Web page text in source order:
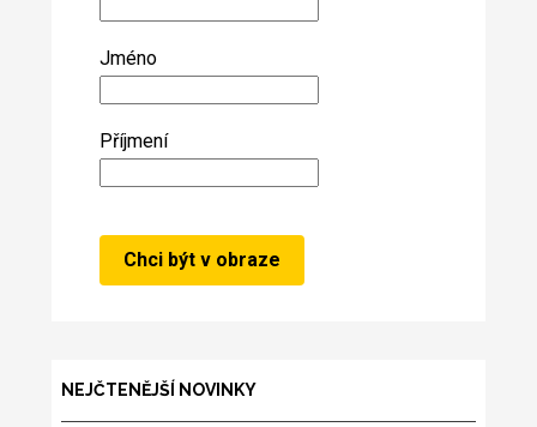
Jméno
Příjmení
NEJČTENĚJŠÍ NOVINKY